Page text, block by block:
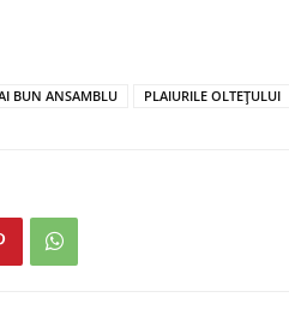
BUN ANSAMBLU PLAIURILE OLTEȚULUI